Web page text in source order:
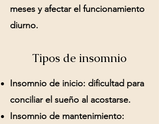
meses y afectar el funcionamiento
diurno.
Tipos de insomnio
Insomnio de inicio: dificultad para
conciliar el sueño al acostarse.
Insomnio de mantenimiento: